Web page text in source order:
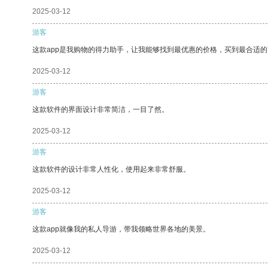
2025-03-12
游客
这款app是我购物的得力助手，让我能够找到最优惠的价格，买到最合适
2025-03-12
游客
这款软件的界面设计非常简洁，一目了然。
2025-03-12
游客
这款软件的设计非常人性化，使用起来非常舒服。
2025-03-12
游客
这款app就像我的私人导游，带我领略世界各地的美景。
2025-03-12